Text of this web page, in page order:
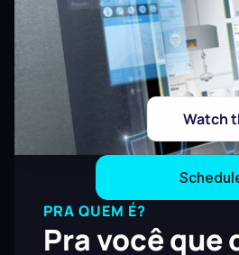
Watch
PRA QUEM É?
Pra você que